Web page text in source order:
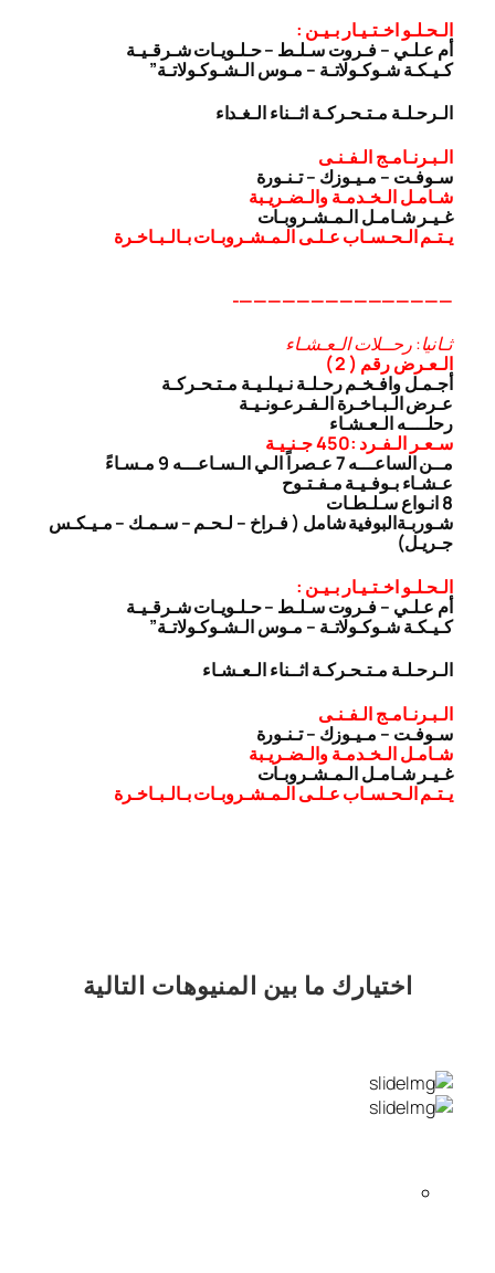
الـحـلـو اخـتـيـار بـيـن :
أم عـلـي – فـروت سـلـط – حـلـويـات شـرقـيـة
كـيـكـة شـوكـولاتـة – مـوس الـشـوكـولاتـة”
الـرحـلـة مـتـحـركـة اثــناء الـغـداء
الـبـرنـامـج الـفـنـى
سـوفـت – مـيـوزك – تـنـورة
شـامـل الـخـدمـة والـضـريـبة
غـيـر شـامـل الـمـشـروبـات
يـتـم الـحـسـاب عـلـى الـمـشـروبـات بـالـبـاخـرة
———————————————-
ثـانيا: رحــلات الـعـشـاء
الـعـرض رقم ( 2 )
أجـمـل وافـخـم رحـلـة نـيـلـيـة مـتـحـركـة
عـرض الـبـاخـرة الـفـرعـونـيـة
رحلــــه الـعـشـاء
سـعـر الـفـرد :450 جـنـيـة
مــن الساعـــه 7 عـصراً الـي الـسـاعـــه 9 مـسـاءً
عـشـاء بـوفـيـة مـفـتـوح
8 انـواع سـلـطـات
شـوربـةالبوفية شامل ( فـراخ – لـحـم – سـمـك – مـيـكـس
جـريـل)
الـحـلـو اخـتـيـار بـيـن :
أم عـلـي – فـروت سـلـط – حـلـويـات شـرقـيـة
كـيـكـة شـوكـولاتـة – مـوس الـشـوكـولاتـة”
الـرحـلـة مـتـحـركـة اثــناء الـعـشـاء
الـبـرنـامـج الـفـنـى
سـوفـت – مـيـوزك – تـنـورة
شـامـل الـخـدمـة والـضـريـبة
غـيـر شـامـل الـمـشـروبـات
يـتـم الـحـسـاب عـلـى الـمـشـروبـات بـالـبـاخـرة
اختيارك ما بين المنيوهات التالية